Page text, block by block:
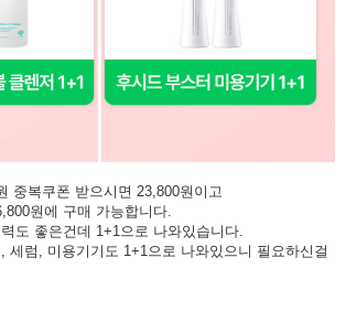
중복쿠폰 받으시면 23,800원이고
원에 구매 가능합니다.
도 좋은건데 1+1으로 나와있습니다.
세럼, 미용기기도 1+1으로 나와있으니 필요하신걸